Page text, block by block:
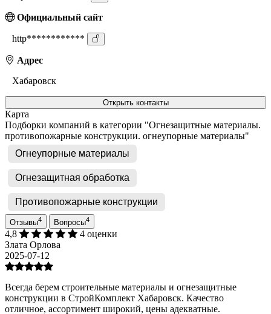
Официальный сайт
http************
Адрес
Хабаровск
Открыть контакты
Карта
Подборки компаний в категории "Огнезащитные материалы.
противопожарные конструкции. огнеупорные материалы"
Огнеупорные материалы
Огнезащитная обработка
Противопожарные конструкции
Отзывы4 Вопросы4
4,8
4 оценки
Злата Орлова
2025-07-12
Всегда берем строительные материалы и огнезащитные
конструкции в СтройКомплект Хабаровск. Качество
отличное, ассортимент широкий, цены адекватные.